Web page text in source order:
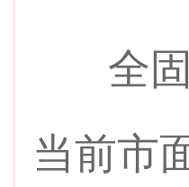
全固
当前市